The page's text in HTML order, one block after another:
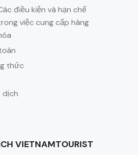
điều kiện và hạn chế
việc cung cấp hàng
thức
dịch
VIETNAMTOURIST